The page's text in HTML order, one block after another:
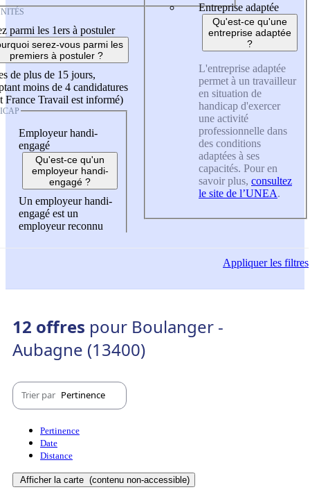
parmi les 1ers à postuler
serez-vous parmi les
premiers à postuler ?
de plus de 15 jours,
moins de 4 candidatures
France Travail est informé)
Employeur handi-
engagé
Qu'est-ce qu'un
employeur handi-
engagé ?
Un employeur handi-
engagé est un
employeur reconnu
Entreprise adaptée
Qu'est-ce qu'une
entreprise adaptée
?
L'entreprise adaptée
permet à un travailleur
en situation de
handicap d'exercer
une activité
professionnelle dans
des conditions
adaptées à ses
capacités. Pour en
savoir plus, consultez
le site de l’UNEA.
Appliquerles filtres
12 offres pour Boulanger -
Aubagne (13400)
Trier par Pertinence
Pertinence
Date
Distance
Afficher la carte (contenu non-accessible)